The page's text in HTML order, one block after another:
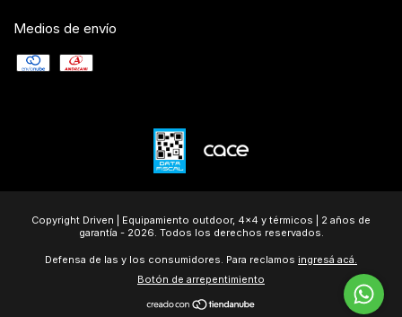
Medios de envío
Copyright Driven | Equipamiento outdoor, 4x4 y térmicos | 2 años de
garantía - 2026. Todos los derechos reservados.
Defensa de las y los consumidores. Para reclamos ingresá acá.
Botón de arrepentimiento